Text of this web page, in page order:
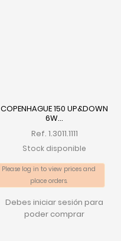
COPENHAGUE 150 UP&DOWN
6W...
Ref. 1.3011.1111
Stock disponible
Please log in to view prices and
place orders.
Debes iniciar sesión para
poder comprar